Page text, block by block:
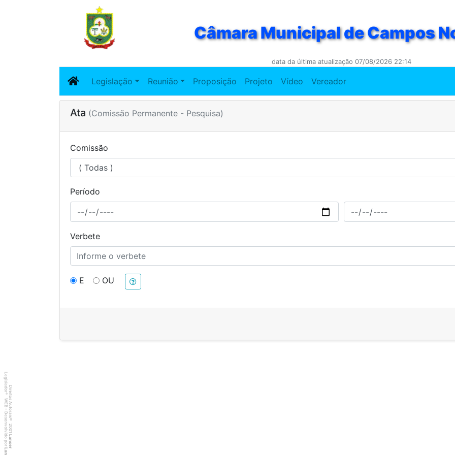
Câmara Municipal de Campos
data da última atualização 07/08/2026 22:14
Legislação Reunião Proposição Projeto Vídeo Vereador
Ata (Comissão Permanente - Pesquisa)
Comissão
Período
Verbete
E OU
Direitos Autorais
©
2001
Lancer
Legislador
®
WEB - Desenvolvido por